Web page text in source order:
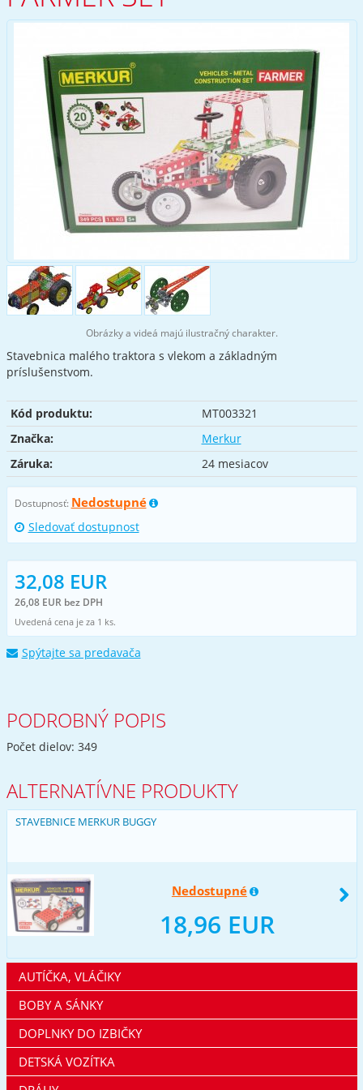
Obrázky a videá majú ilustračný charakter.
Stavebnica malého traktora s vlekom a základným
príslušenstvom.
Kód produktu:
MT003321
Značka:
Merkur
Záruka:
24 mesiacov
Dostupnosť: Nedostupné
Sledovať dostupnost
32,08 EUR
26,08 EUR bez DPH
Uvedená cena je za 1 ks.
Spýtajte sa predavača
PODROBNÝ POPIS
Počet dielov: 349
ALTERNATÍVNE PRODUKTY
STAVEBNICE MERKUR BUGGY
Nedostupné
18,96 EUR
AUTÍČKA, VLÁČIKY
BOBY A SÁNKY
DOPLNKY DO IZBIČKY
DETSKÁ VOZÍTKA